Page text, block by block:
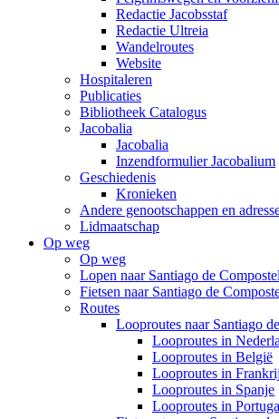
Redactie Jacobsstaf
Redactie Ultreia
Wandelroutes
Website
Hospitaleren
Publicaties
Bibliotheek Catalogus
Jacobalia
Jacobalia
Inzendformulier Jacobalium
Geschiedenis
Kronieken
Andere genootschappen en
Lidmaatschap
Op weg
Op weg
Lopen naar Santiago de
Fietsen naar Santiago de
Routes
Looproutes naar Santiago
Looproutes in
Looproutes in België
Looproutes in
Looproutes in Spanje
Looproutes in